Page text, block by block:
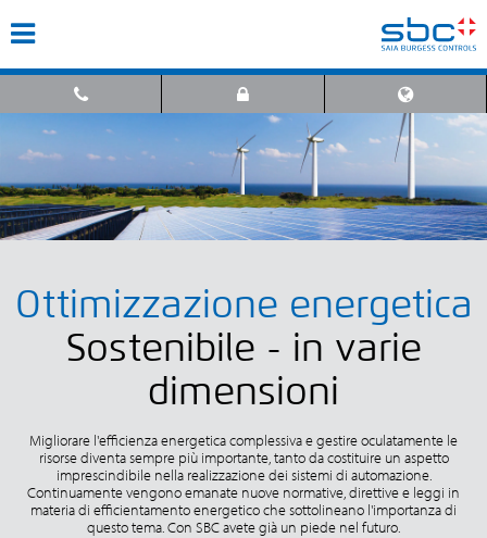
Ottimizzazione energetica
Sostenibile - in varie
dimensioni
Migliorare l'efficienza energetica complessiva e gestire oculatamente le
risorse diventa sempre più importante, tanto da costituire un aspetto
imprescindibile nella realizzazione dei sistemi di automazione.
Continuamente vengono emanate nuove normative, direttive e leggi in
materia di efficientamento energetico che sottolineano l'importanza di
questo tema. Con SBC avete già un piede nel futuro.